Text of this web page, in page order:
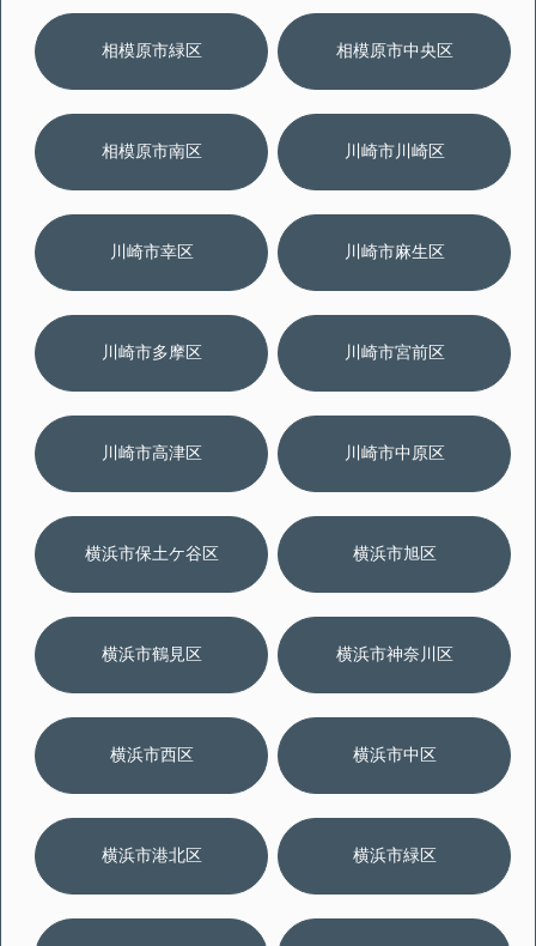
相模原市緑区 相模原市中央区
相模原市南区 川崎市川崎区
川崎市幸区 川崎市麻生区
川崎市多摩区 川崎市宮前区
川崎市高津区 川崎市中原区
横浜市保土ケ谷区 横浜市旭区
横浜市鶴見区 横浜市神奈川区
横浜市西区 横浜市中区
横浜市港北区 横浜市緑区